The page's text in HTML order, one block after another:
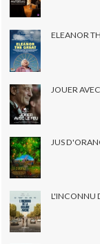
ELEANOR
JOUER
JUS
L'INCONNU